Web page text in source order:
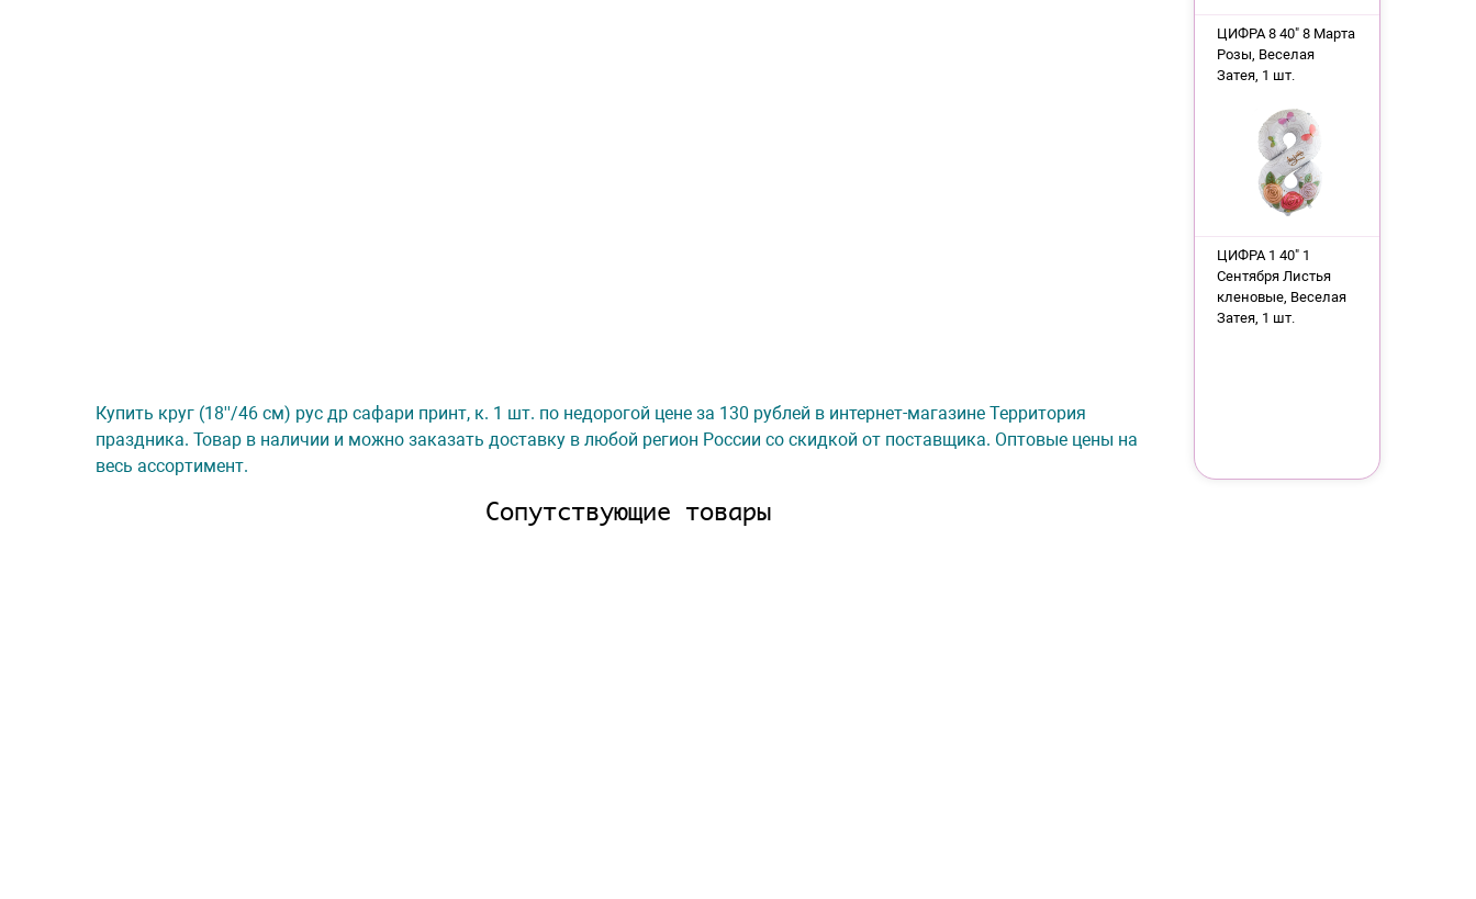
Купить круг (18''/46 см) рус др сафари принт, к. 1 шт. по недорогой цене за 130 рублей в интернет-магазине Территория
праздника. Товар в наличии и можно заказать доставку в любой регион России со скидкой от поставщика. Оптовые цены на
весь ассортимент.
Сопутствующие товары
ЦИФРА 8 40" 8 Марта
Розы, Веселая
Затея, 1 шт.
ЦИФРА 1 40" 1
Сентября Листья
кленовые, Веселая
Затея, 1 шт.